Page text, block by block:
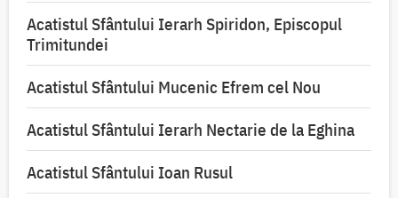
Acatistul Sfântului Ierarh Spiridon, Episcopul
Trimitundei
Acatistul Sfântului Mucenic Efrem cel Nou
Acatistul Sfântului Ierarh Nectarie de la Eghina
Acatistul Sfântului Ioan Rusul